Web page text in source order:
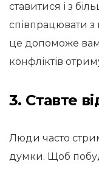
ставитися і з
співпрацювати
це допоможе
конфліктів
3. Ставте
Люди часто
думки. Щоб